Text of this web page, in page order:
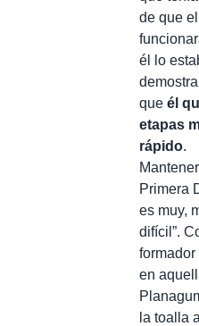
de que
él lo
que él
etapas
rápido.
Primera
es muy,
difícil”.
formador
en
la toalla